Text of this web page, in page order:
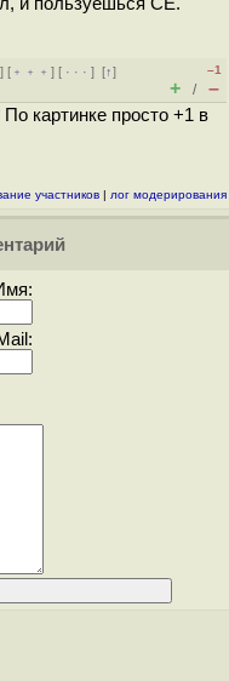
] [ ﹢﹢﹢] [ · · ·][↑]
–1
+ / –
картинке просто +1 в
участников | лог модерирования